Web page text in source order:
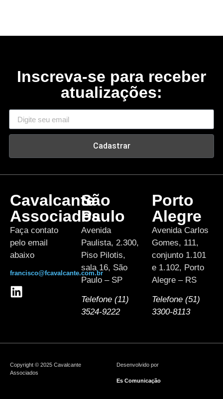
Inscreva-se para receber
atualizações:
Cadastrar
Cavalcante
Associados
Faça contato
pelo email
abaixo
francisco@fcavalcante.com.br
São
Paulo
Avenida
Paulista, 2.300,
Piso Pilotis,
sala 16, São
Paulo – SP
Telefone (11)
3524-9222
Porto
Alegre
Avenida Carlos
Gomes, 111,
conjunto 1.101
e 1.102, Porto
Alegre – RS
Telefone (51)
3300-8113
Copyright © 2025 Cavalcante
Associados
Desenvolvido por
Es Comunicação